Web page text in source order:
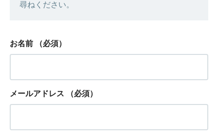
尋ねください。
お名前 （必須）
メールアドレス （必須）